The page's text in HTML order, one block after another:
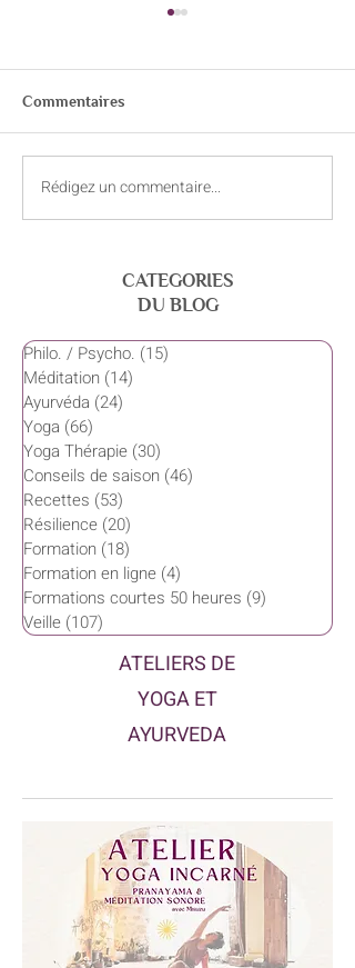
Le souffle : un allié discret
Commentaires
Rédigez un commentaire...
CATEGORIES
DU BLOG
Philo. / Psycho. (15)
Méditation (14)
Ayurvéda (24)
Yoga (66)
Yoga Thérapie (30)
Conseils de saison (46)
Recettes (53)
Résilience (20)
Formation (18)
Formation en ligne (4)
Formations courtes 50 heures (9)
Veille (107)
ATELIERS DE
YOGA ET
AYURVEDA